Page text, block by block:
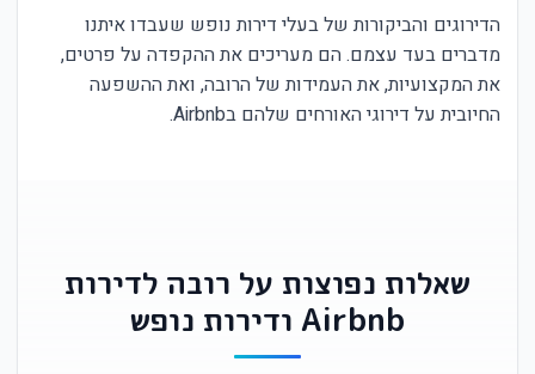
הדירוגים והביקורות של בעלי דירות נופש שעבדו איתנו
מדברים בעד עצמם. הם מעריכים את ההקפדה על פרטים,
את המקצועיות, את העמידות של הרובה, ואת ההשפעה
החיובית על דירוגי האורחים שלהם בAirbnb.
שאלות נפוצות על רובה לדירות
Airbnb ודירות נופש